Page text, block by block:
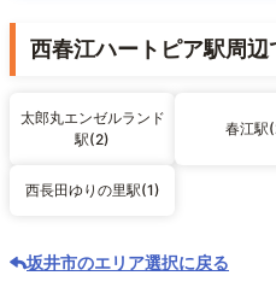
西春江ハートピア駅周
太郎丸エンゼルランド
駅(2)
春江駅
西長田ゆりの里駅(1)
坂井市のエリア選択に戻る